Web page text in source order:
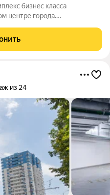
бизнес класса
площадью 17,17 и 16,22
и выходом
из 24